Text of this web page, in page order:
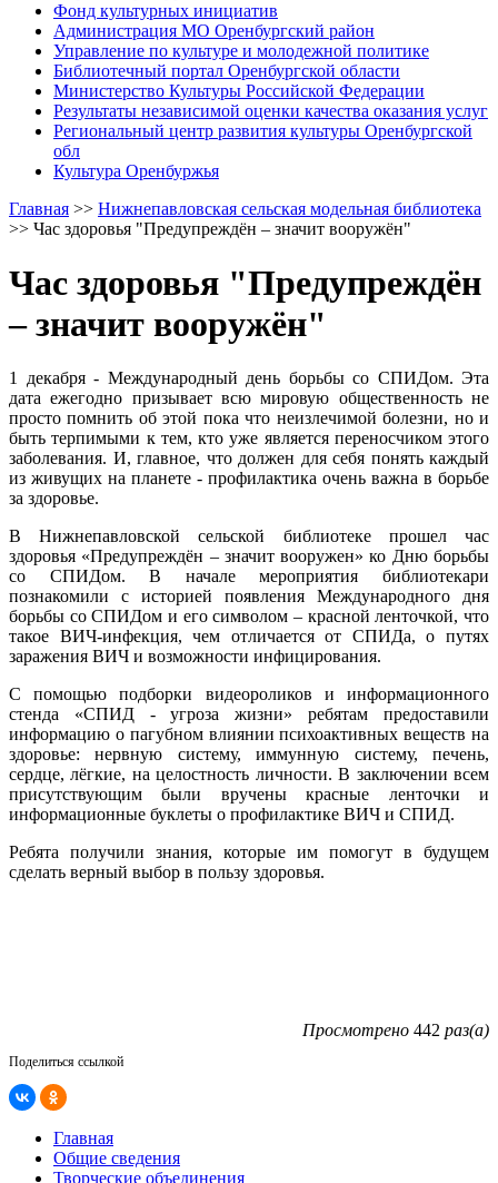
Фонд культурных инициатив
Администрация МО Оренбургский район
Управление по культуре и молодежной политике
Библиотечный портал Оренбургской области
Министерство Культуры Российской Федерации
Результаты независимой оценки качества оказания услуг
Региональный центр развития культуры Оренбургской
обл
Культура Оренбуржья
Главная >> Нижнепавловская сельская модельная библиотека
>> Час здоровья "Предупреждён – значит вооружён"
Час здоровья "Предупреждён
– значит вооружён"
1 декабря - Международный день борьбы со СПИДом. Эта
дата ежегодно призывает всю мировую общественность не
просто помнить об этой пока что неизлечимой болезни, но и
быть терпимыми к тем, кто уже является переносчиком этого
заболевания. И, главное, что должен для себя понять каждый
из живущих на планете - профилактика очень важна в борьбе
за здоровье.
В Нижнепавловской сельской библиотеке прошел час
здоровья «Предупреждён – значит вооружен» ко Дню борьбы
со СПИДом. В начале мероприятия библиотекари
познакомили с историей появления Международного дня
борьбы со СПИДом и его символом – красной ленточкой, что
такое ВИЧ-инфекция, чем отличается от СПИДа, о путях
заражения ВИЧ и возможности инфицирования.
С помощью подборки видеороликов и информационного
стенда «СПИД - угроза жизни» ребятам предоставили
информацию о пагубном влиянии психоактивных веществ на
здоровье: нервную систему, иммунную систему, печень,
сердце, лёгкие, на целостность личности. В заключении всем
присутствующим были вручены красные ленточки и
информационные буклеты о профилактике ВИЧ и СПИД.
Ребята получили знания, которые им помогут в будущем
сделать верный выбор в пользу здоровья.
Просмотрено 442 раз(а)
Поделиться ссылкой
Главная
Общие сведения
Творческие объединения